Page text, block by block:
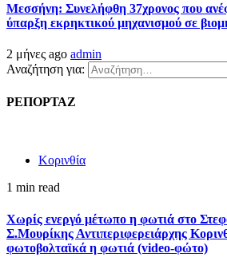
Μεσσήνη: Συνελήφθη 37χρονος που
ύπαρξη εκρηκτικού μηχανισμού σε
2 μήνες ago admin
Αναζήτηση για:
ΡΕΠΟΡΤΑΖ
Κορινθία
1 min read
Χωρίς ενεργό μέτωπο η φωτιά στο
Σ.Μουρίκης Αντιπεριφερειάρχης
φωτοβολταϊκά η φωτιά (video-φώτο)